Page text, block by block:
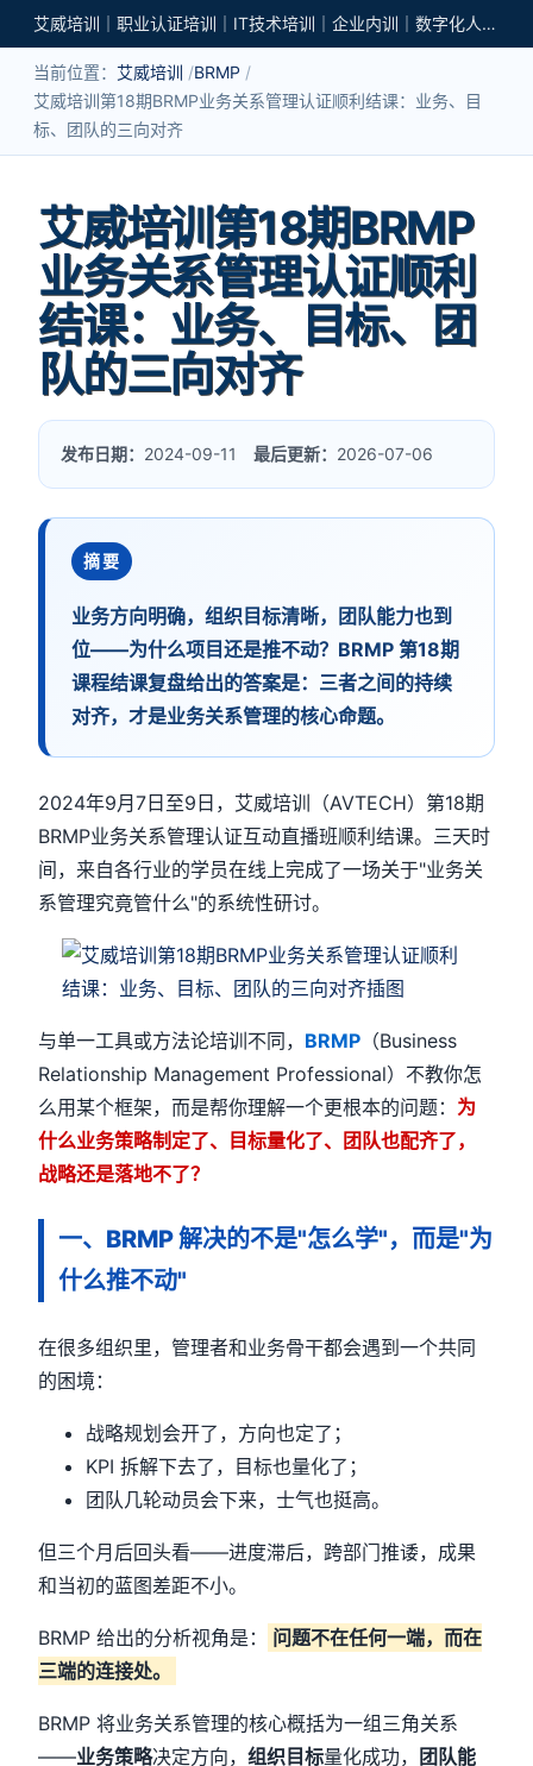
艾威培训｜职业认证培训｜IT技术培训｜企业内训｜数字化人才培养
当前位置： 艾威培训
BRMP
艾威培训第18期BRMP业务关系管理认证顺利结课：业务、目
标、团队的三向对齐
艾威培训第18期BRMP
业务关系管理认证顺利
结课：业务、目标、团
队的三向对齐
发布日期： 2024-09-11最后更新： 2026-07-06
摘要
业务方向明确，组织目标清晰，团队能力也到
位——为什么项目还是推不动？BRMP 第18期
课程结课复盘给出的答案是：三者之间的持续
对齐，才是业务关系管理的核心命题。
2024年9月7日至9日，艾威培训（AVTECH）第18期
BRMP业务关系管理认证互动直播班顺利结课。三天时
间，来自各行业的学员在线上完成了一场关于"业务关
系管理究竟管什么"的系统性研讨。
与单一工具或方法论培训不同， BRMP （Business
Relationship Management Professional）不教你怎
么用某个框架，而是帮你理解一个更根本的问题： 为
什么业务策略制定了、目标量化了、团队也配齐了，
战略还是落地不了？
一、BRMP 解决的不是"怎么学"，而是"为
什么推不动"
在很多组织里，管理者和业务骨干都会遇到一个共同
的困境：
战略规划会开了，方向也定了；
KPI 拆解下去了，目标也量化了；
团队几轮动员会下来，士气也挺高。
但三个月后回头看——进度滞后，跨部门推诿，成果
和当初的蓝图差距不小。
BRMP 给出的分析视角是：
问题不在任何一端，而在
三端的连接处。
BRMP 将业务关系管理的核心概括为一组三角关系
——业务策略决定方向，组织目标量化成功，
团队能